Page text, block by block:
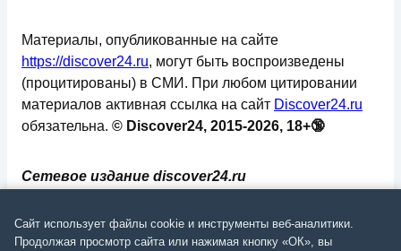
Сетевое издание discover24.ru
надзору в сфере связи, информационных
технологий и массовых коммуникаций
Материалы, опубликованные на сайте
https://discover24.ru, могут быть воспроизведены
(процитированы) в СМИ. При любом цитировании
материалов активная ссылка на сайт Discover24.ru
обязательна. © Discover24, 2015-2026, 18+🔞
Сайт использует файлы cookie и инструменты веб-аналитики.
Продолжая просмотр сайта или нажимая кнопку «ОК», вы